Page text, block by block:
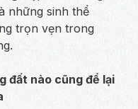
những sinh thể
trọn vẹn trong
đất nào cũng để lại